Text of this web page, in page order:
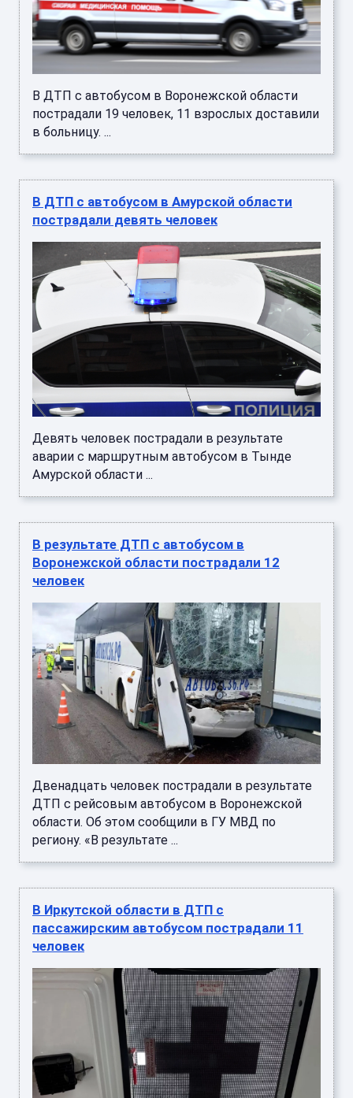
В ДТП с автобусом в Воронежской области
пострадали 19 человек, 11 взрослых доставили
в больницу. ...
В ДТП с автобусом в Амурской области
пострадали девять человек
Девять человек пострадали в результате
аварии с маршрутным автобусом в Тынде
Амурской области ...
В результате ДТП с автобусом в
Воронежской области пострадали 12
человек
Двенадцать человек пострадали в результате
ДТП с рейсовым автобусом в Воронежской
области. Об этом сообщили в ГУ МВД по
региону. «В результате ...
В Иркутской области в ДТП с
пассажирским автобусом пострадали 11
человек